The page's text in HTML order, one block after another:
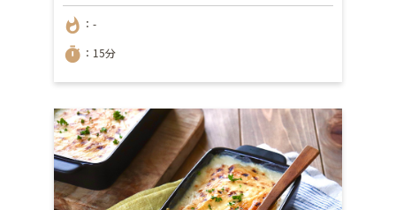
whatshot ：-
timer ：15分